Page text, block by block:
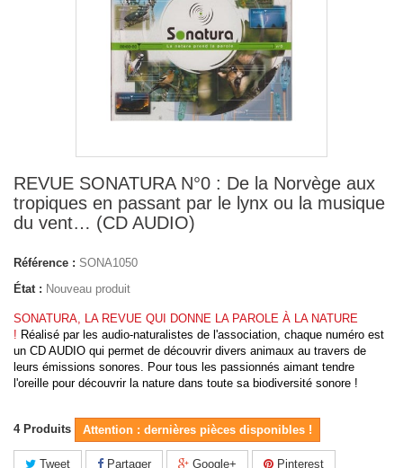
REVUE SONATURA N°0 : De la Norvège aux
tropiques en passant par le lynx ou la musique
du vent… (CD AUDIO)
Référence : SONA1050
État : Nouveau produit
SONATURA, LA REVUE QUI DONNE LA PAROLE À LA NATURE
! Réalisé par les audio-naturalistes de l'association, chaque numéro est
un CD AUDIO qui permet de découvrir divers animaux au travers de
leurs émissions sonores. Pour tous les passionnés aimant tendre
l'oreille pour découvrir la nature dans toute sa biodiversité sonore !
4 Produits Attention : dernières pièces disponibles !
Tweet Partager Google+ Pinterest